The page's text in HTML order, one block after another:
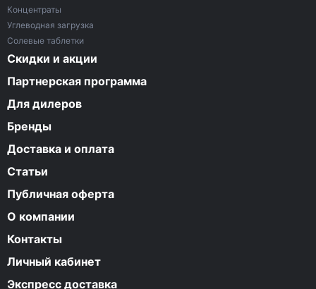
Концентраты
Углеводная загрузка
Солевые таблетки
Скидки и акции
Партнерская программа
Для дилеров
Бренды
Доставка и оплата
Статьи
Публичная оферта
О компании
Контакты
Личный кабинет
Экспресс доставка